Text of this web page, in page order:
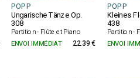
POPP POPP
Ungarische Tänze Op.
308
Partition - Flûte et Piano
Kleines
438
Partition -
ENVOI IMMÉDIAT 22.39 € ENVOI